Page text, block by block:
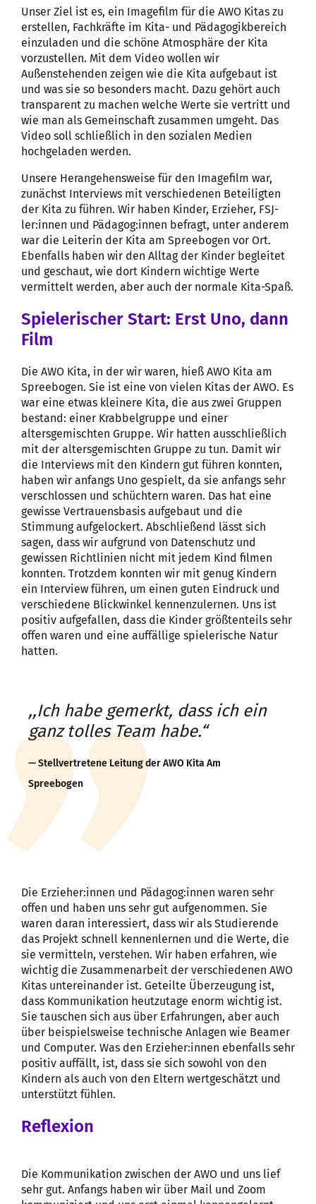
Unser Ziel ist es, ein Imagefilm für die AWO Kitas zu
erstellen, Fachkräfte im Kita- und Pädagogikbereich
einzuladen und die schöne Atmosphäre der Kita
vorzustellen. Mit dem Video wollen wir
Außenstehenden zeigen wie die Kita aufgebaut ist
und was sie so besonders macht. Dazu gehört auch
transparent zu machen welche Werte sie vertritt und
wie man als Gemeinschaft zusammen umgeht. Das
Video soll schließlich in den sozialen Medien
hochgeladen werden.
Unsere Herangehensweise für den Imagefilm war,
zunächst Interviews mit verschiedenen Beteiligten
der Kita zu führen. Wir haben Kinder, Erzieher, FSJ-
ler:innen und Pädagog:innen befragt, unter anderem
war die Leiterin der Kita am Spreebogen vor Ort.
Ebenfalls haben wir den Alltag der Kinder begleitet
und geschaut, wie dort Kindern wichtige Werte
vermittelt werden, aber auch der normale Kita-Spaß.
Spielerischer Start: Erst Uno, dann
Film
Die AWO Kita, in der wir waren, hieß AWO Kita am
Spreebogen. Sie ist eine von vielen Kitas der AWO. Es
war eine etwas kleinere Kita, die aus zwei Gruppen
bestand: einer Krabbelgruppe und einer
altersgemischten Gruppe. Wir hatten ausschließlich
mit der altersgemischten Gruppe zu tun. Damit wir
die Interviews mit den Kindern gut führen konnten,
haben wir anfangs Uno gespielt, da sie anfangs sehr
verschlossen und schüchtern waren. Das hat eine
gewisse Vertrauensbasis aufgebaut und die
Stimmung aufgelockert. Abschließend lässt sich
sagen, dass wir aufgrund von Datenschutz und
gewissen Richtlinien nicht mit jedem Kind filmen
konnten. Trotzdem konnten wir mit genug Kindern
ein Interview führen, um einen guten Eindruck und
verschiedene Blickwinkel kennenzulernen. Uns ist
positiv aufgefallen, dass die Kinder größtenteils sehr
offen waren und eine auffällige spielerische Natur
hatten.
,,Ich habe gemerkt, dass ich ein
ganz tolles Team habe.“
Stellvertretene Leitung der AWO Kita Am
Spreebogen
Die Erzieher:innen und Pädagog:innen waren sehr
offen und haben uns sehr gut aufgenommen. Sie
waren daran interessiert, dass wir als Studierende
das Projekt schnell kennenlernen und die Werte, die
sie vermitteln, verstehen. Wir haben erfahren, wie
wichtig die Zusammenarbeit der verschiedenen AWO
Kitas untereinander ist. Geteilte Überzeugung ist,
dass Kommunikation heutzutage enorm wichtig ist.
Sie tauschen sich aus über Erfahrungen, aber auch
über beispielsweise technische Anlagen wie Beamer
und Computer. Was den Erzieher:innen ebenfalls sehr
positiv auffällt, ist, dass sie sich sowohl von den
Kindern als auch von den Eltern wertgeschätzt und
unterstützt fühlen.
Reflexion
Die Kommunikation zwischen der AWO und uns lief
sehr gut. Anfangs haben wir über Mail und Zoom